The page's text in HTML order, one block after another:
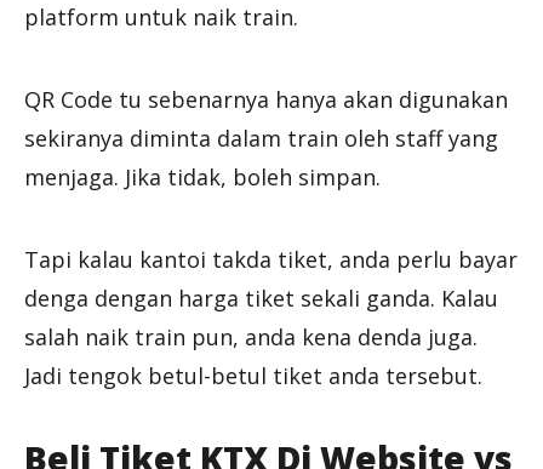
platform untuk naik train.
QR Code tu sebenarnya hanya akan digunakan
sekiranya diminta dalam train oleh staff yang
menjaga. Jika tidak, boleh simpan.
Tapi kalau kantoi takda tiket, anda perlu bayar
denga dengan harga tiket sekali ganda. Kalau
salah naik train pun, anda kena denda juga.
Jadi tengok betul-betul tiket anda tersebut.
Beli Tiket KTX Di Website vs